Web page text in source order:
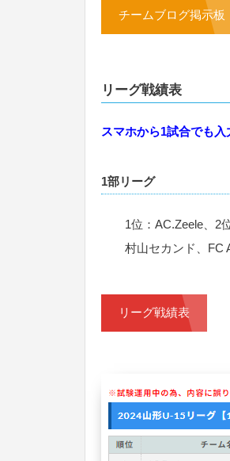
チームブログ掲示板
リーグ戦績表
スマホから1試合でも
1部リーグ
1位：AC.Zeele、2
村山セカンド、FC
リーグ戦績表